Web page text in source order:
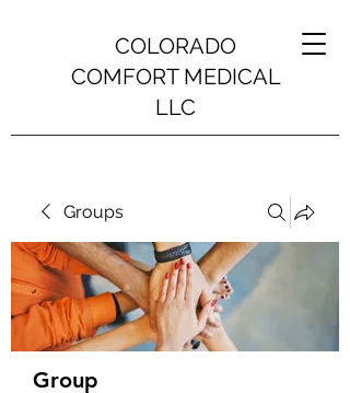
COLORADO
COMFORT MEDICAL
LLC
Groups
Group